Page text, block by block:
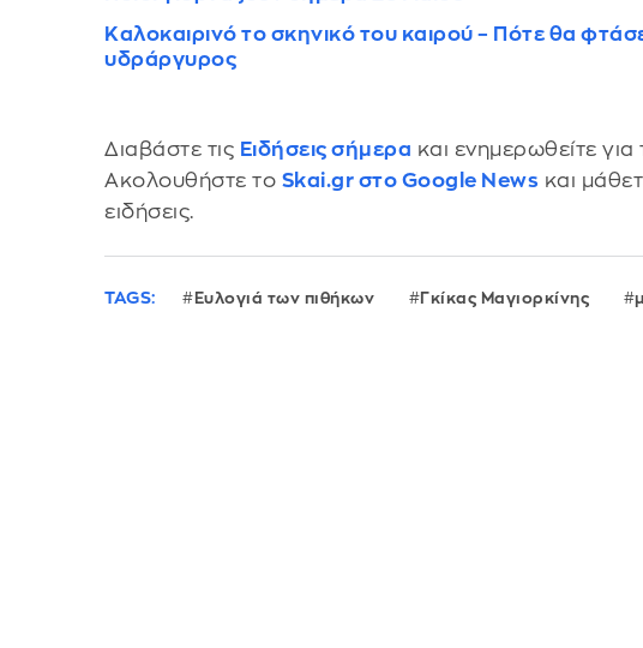
Καλοκαιρινό το σκηνικό του καιρού – Πότε θα
υδράργυρος
Διαβάστε τις Ειδήσεις σήμερα και ενημερωθείτε
Ακολουθήστε το Skai.gr στο Google News και
ειδήσεις.
TAGS: Ευλογιά των πιθήκων Γκίκας Μαγιορκίνης